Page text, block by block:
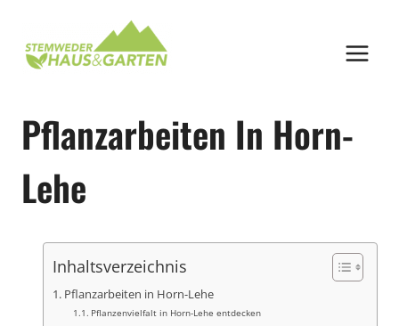
springen
Pflanzarbeiten In Horn-
Lehe
Inhaltsverzeichnis
Pflanzarbeiten in Horn-Lehe
Pflanzenvielfalt in Horn-Lehe entdecken